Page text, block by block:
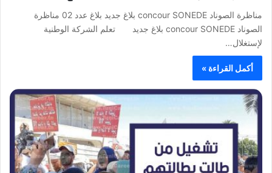
مناظرة الصوناد concour SONEDE بلاغ جديد بلاغ عدد 02 مناظرة
الصوناد concour SONEDE بلاغ جديد تعلم الشركة الوطنية
لإستغلال…
أكمل القراءة »